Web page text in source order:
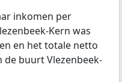
inkomen per
Kern was
en het totale netto
de buurt Vlezenbeek-